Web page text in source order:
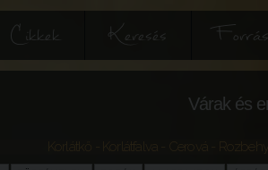
Cikkek Keresés
Várak és
Korlátkő - Korlátfalva - Cerová - Rozbehy